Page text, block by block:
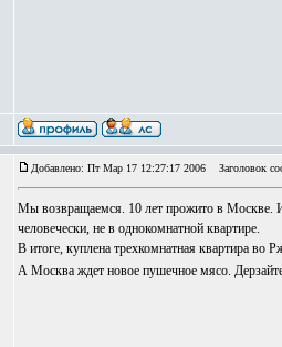
Добавлено: Пт Мар 17 12:27:17 2006 Заголовок
Мы возвращаемся. 10 лет прожито в Москве. И
человечески, не в однокомнатной квартире.
В итоге, куплена трехкомнатная квартира во
А Москва ждет новое пушечное мясо.